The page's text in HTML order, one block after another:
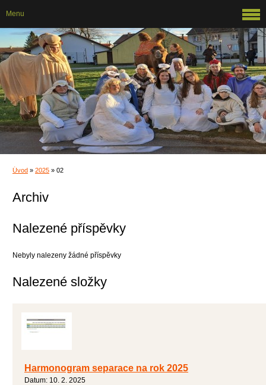
Úvod » 2025 » 02
Archiv
Nalezené příspěvky
Nebyly nalezeny žádné příspěvky
Nalezené složky
Harmonogram separace na rok 2025
Datum: 10. 2. 2025
Menu